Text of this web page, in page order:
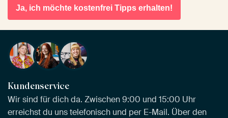
Ja, ich möchte kostenfrei Tipps erhalten!
Kundenservice
Wir sind für dich da. Zwischen 9:00 und 15:00 Uhr
erreichst du uns telefonisch und per E-Mail. Über den